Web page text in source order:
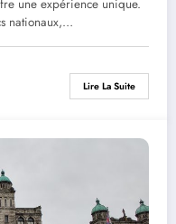
une expérience unique.
nationaux,…
Lire La Suite